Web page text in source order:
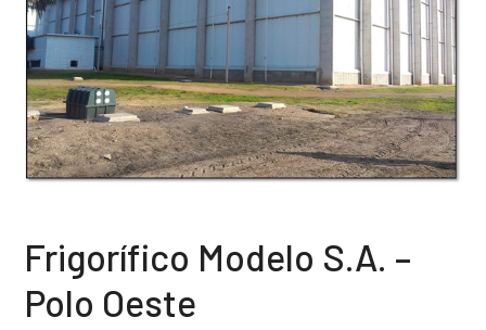
Frigorífico Modelo S.A. –
Polo Oeste